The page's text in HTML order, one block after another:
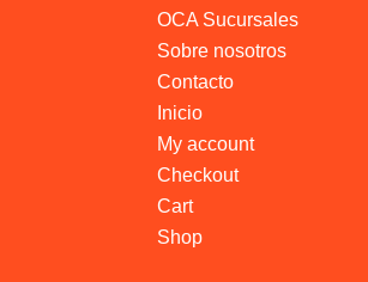
OCA Sucursales
Sobre nosotros
Contacto
Inicio
My account
Checkout
Cart
Shop